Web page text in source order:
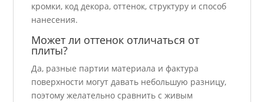
кромки, код декора, оттенок, структуру и способ
нанесения.
Может ли оттенок отличаться от
плиты?
Да, разные партии материала и фактура
поверхности могут давать небольшую разницу,
поэтому желательно сравнить с живым